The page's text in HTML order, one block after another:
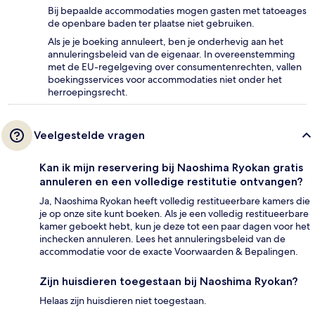
Bij bepaalde accommodaties mogen gasten met tatoeages
de openbare baden ter plaatse niet gebruiken.
Als je je boeking annuleert, ben je onderhevig aan het
annuleringsbeleid van de eigenaar. In overeenstemming
met de EU-regelgeving over consumentenrechten, vallen
boekingsservices voor accommodaties niet onder het
herroepingsrecht.
Veelgestelde vragen
Kan ik mijn reservering bij Naoshima Ryokan gratis
annuleren en een volledige restitutie ontvangen?
Ja, Naoshima Ryokan heeft volledig restitueerbare kamers die
je op onze site kunt boeken. Als je een volledig restitueerbare
kamer geboekt hebt, kun je deze tot een paar dagen voor het
inchecken annuleren. Lees het annuleringsbeleid van de
accommodatie voor de exacte Voorwaarden & Bepalingen.
Zijn huisdieren toegestaan bij Naoshima Ryokan?
Helaas zijn huisdieren niet toegestaan.